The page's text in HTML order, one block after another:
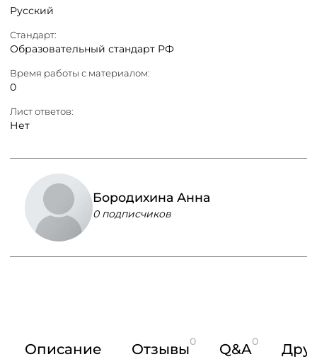
Русский
Стандарт:
Образовательный стандарт РФ
Время работы с материалом:
0
Лист ответов:
Нет
Бородихина Анна
0 подписчиков
Описание Отзывы0 Q&A0